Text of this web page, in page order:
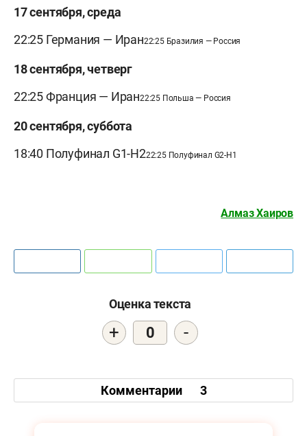
17 сентября, среда
22:25 Германия — Иран22:25 Бразилия — Россия
18 сентября, четверг
22:25 Франция — Иран22:25 Польша — Россия
20 сентября, суббота
18:40 Полуфинал G1-H222:25 Полуфинал G2-H1
Алмаз Хаиров
Оценка текста
+ 0 -
Комментарии 3